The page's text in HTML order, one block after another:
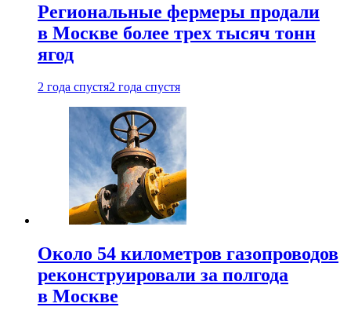
Региональные фермеры продали
в Москве более трех тысяч тонн
ягод
2 года спустя2 года спустя
Около 54 километров газопроводов
реконструировали за полгода
в Москве